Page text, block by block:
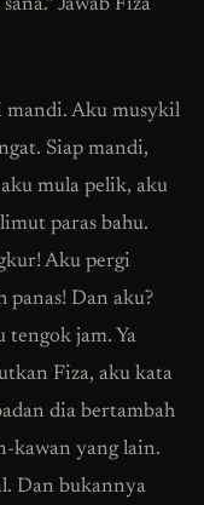
Jawab Fiza
mandi. Aku musykil
Siap mandi,
mula pelik, aku
paras bahu.
Aku pergi
panas! Dan aku?
tengok jam. Ya
Fiza, aku kata
dia bertambah
kawan yang lain.
Dan bukannya